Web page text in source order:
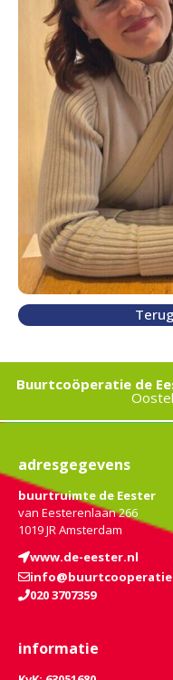
Buurtcoöperatie de
adresgegevens
buurtruimte de Eester
van Eesterenlaan 266
1019 JR Amsterdam
www.de-eester.nl
020 3707359
informatie